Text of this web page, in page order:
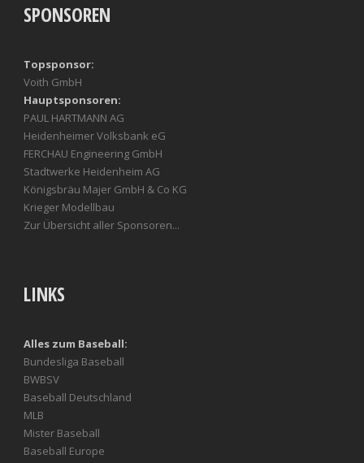
SPONSOREN
Topsponsor:
Voith GmbH
Hauptsponsoren:
PAUL HARTMANN AG
Heidenheimer Volksbank eG
FERCHAU Engineering GmbH
Stadtwerke Heidenheim AG
Königsbräu Majer GmbH & Co KG
Krieger Modellbau
Zur Übersicht aller Sponsoren...
LINKS
Alles zum Baseball:
Bundesliga Baseball
BWBSV
Baseball Deutschland
MLB
Mister Baseball
Baseball Europe